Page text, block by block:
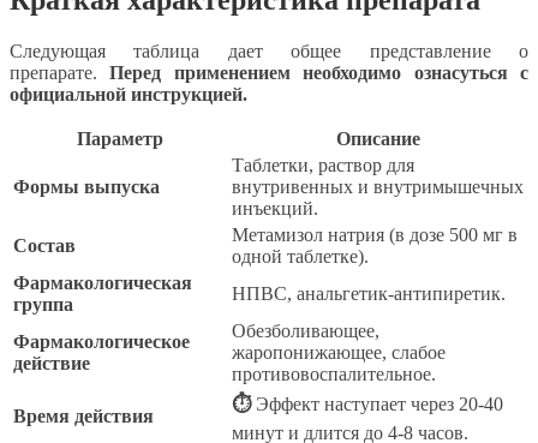
Следующая таблица дает общее представление о
препарате.Перед применением необходимо ознасуться с
официальной инструкцией.
Параметр Описание
Формы выпуска
Таблетки, раствор для
внутривенных и внутримышечных
инъекций.
Состав
Метамизол натрия (в дозе 500 мг в
одной таблетке).
Фармакологическая
группа
НПВС, анальгетик-антипиретик.
Фармакологическое
действие
Обезболивающее,
жаропонижающее, слабое
противовоспалительное.
Время действия
⏱Эффект наступает через 20-40
минут и длится до 4-8 часов.